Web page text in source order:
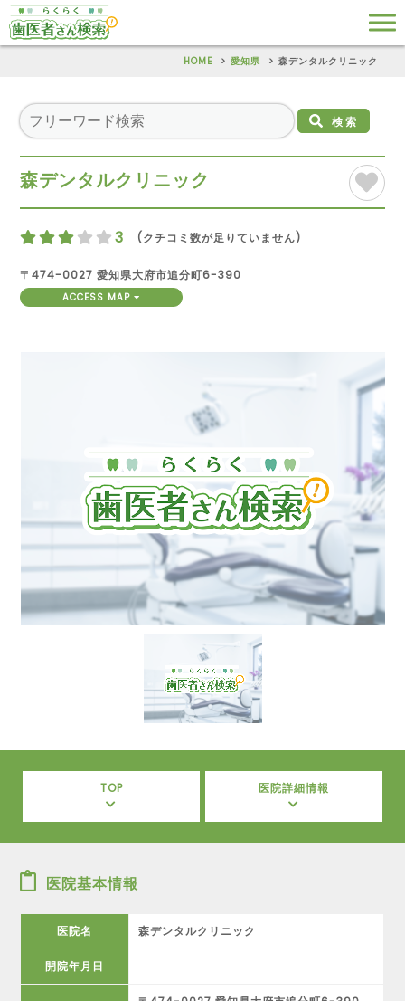
HOME 愛知県 森デンタルクリニック
検索
森デンタルクリニック
3 (クチコミ数が足りていません)
〒474-0027 愛知県大府市追分町6-390
ACCESS MAP
TOP 医院詳細情報
医院基本情報
医院名 森デンタルクリニック
開院年月日